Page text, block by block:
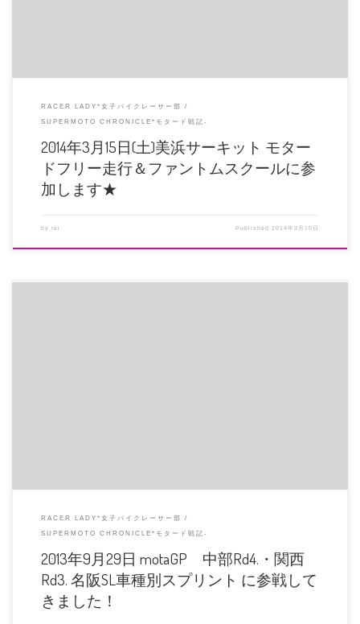
RACER LADY*女子バイクレーサー部
SUPERMOTO CHRONICLE*モタード戦記-
2014年3月15日(土)美浜サーキット モター
ドフリー走行＆ファントムスクールに参
加します★
by rei Published2014年3月10日
RACER LADY*女子バイクレーサー部
SUPERMOTO CHRONICLE*モタード戦記-
2013年9月29日 motaGP 中部Rd4.・関西
Rd3. 名阪SL車種別スプリント に参戦して
きました！